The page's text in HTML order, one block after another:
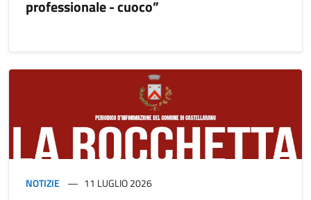
professionale - cuoco”
NOTIZIE 11 LUGLIO 2026